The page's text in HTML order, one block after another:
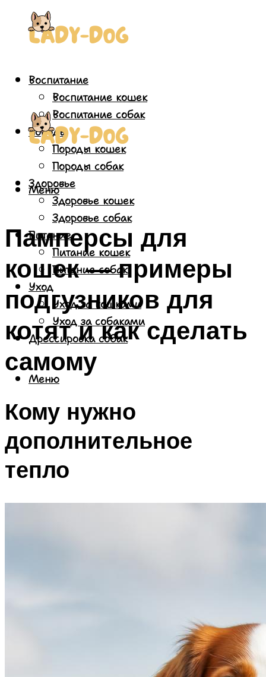
Воспитание
Воспитание кошек
Воспитание собак
Породы
Породы кошек
Породы собак
Здоровье
Здоровье кошек
Здоровье собак
Питание
Питание кошек
Питание собак
Уход
Уход за кошками
Уход за собаками
Дрессировка собак
Меню
Меню
Памперсы для
кошек — примеры
подгузников для
котят и как сделать
самому
Кому нужно
дополнительное
тепло